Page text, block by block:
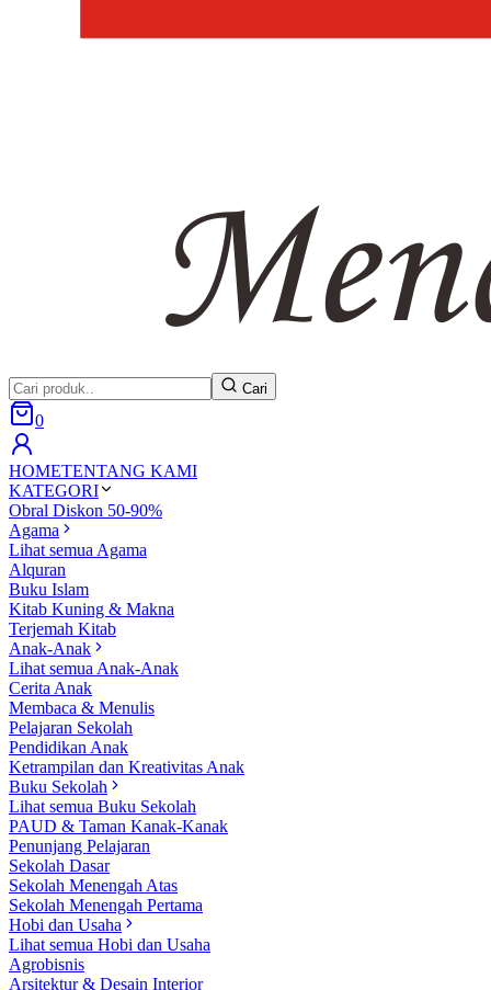
Cari
0
HOMETENTANG KAMI
KATEGORI
Obral Diskon 50-90%
Agama
Lihat semua Agama
Alquran
Buku Islam
Kitab Kuning & Makna
Terjemah Kitab
Anak-Anak
Lihat semua Anak-Anak
Cerita Anak
Membaca & Menulis
Pelajaran Sekolah
Pendidikan Anak
Ketrampilan dan Kreativitas Anak
Buku Sekolah
Lihat semua Buku Sekolah
PAUD & Taman Kanak-Kanak
Penunjang Pelajaran
Sekolah Dasar
Sekolah Menengah Atas
Sekolah Menengah Pertama
Hobi dan Usaha
Lihat semua Hobi dan Usaha
Agrobisnis
Arsitektur & Desain Interior